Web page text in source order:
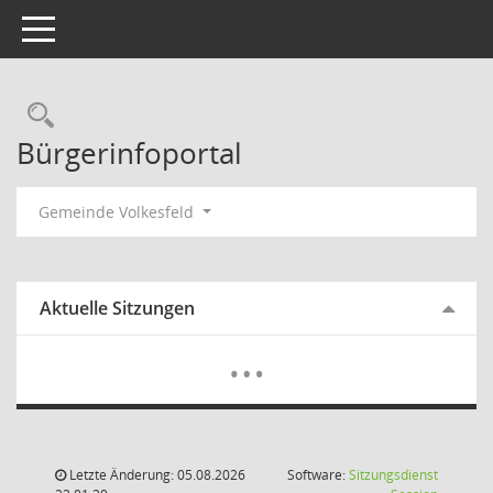
Toggle navigation
Rechercheauswahl
Bürgerinfoportal
Gemeinde Volkesfeld
Aktuelle Sitzungen
…Mehr
Letzte Änderung: 05.08.2026
Software:Sitzungsdienst